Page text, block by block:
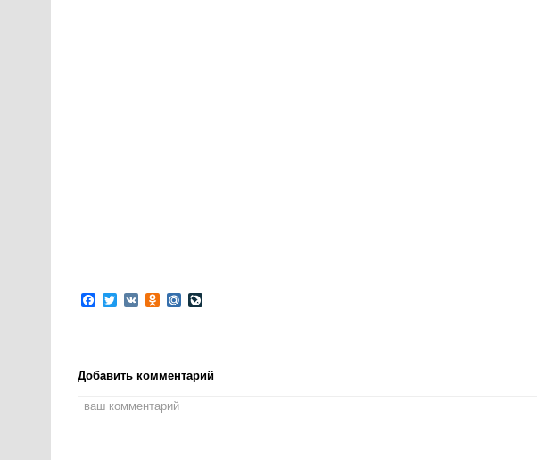
Facebook
Twitter
VK Odnoklassniki
Mail.Ru
Добавить комментарий